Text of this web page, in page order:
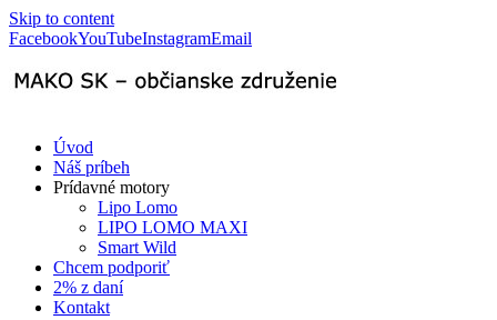
Skip to content
FacebookYouTubeInstagramEmail
Úvod
Náš príbeh
Prídavné motory
Lipo Lomo
LIPO LOMO MAXI
Smart Wild
Chcem podporiť
2% z daní
Kontakt